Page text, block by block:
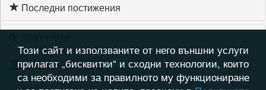
Последни постижения
Хронология на игри
Този сайт и използваните от него външни услуги
прилагат „бисквитки“ и сходни технологии, които
са необходими за правилното му функциониране